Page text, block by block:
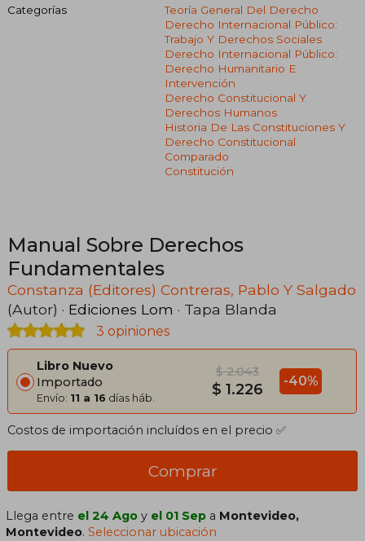
Categorías
Teoría General Del Derecho
Derecho Internacional Público:
Trabajo Y Derechos Sociales
Derecho Internacional Público:
Derecho Humanitario E
Intervención
Derecho Constitucional Y
Derechos Humanos
Historia De Las Constituciones Y
Derecho Constitucional
Comparado
Constitución
Manual Sobre Derechos
Fundamentales
Constanza (Editores) Contreras, Pablo Y Salgado
(Autor) · Ediciones Lom · Tapa Blanda
3 opiniones
Libro Nuevo
Importado
Envío: 11 a 16 días háb.
$ 2.043
$ 1.226 -40%
Costos de importación incluídos en el precio ✅
Comprar
Llega entre el 24 Ago y el 01 Sep a Montevideo,
Montevideo.Seleccionar ubicación